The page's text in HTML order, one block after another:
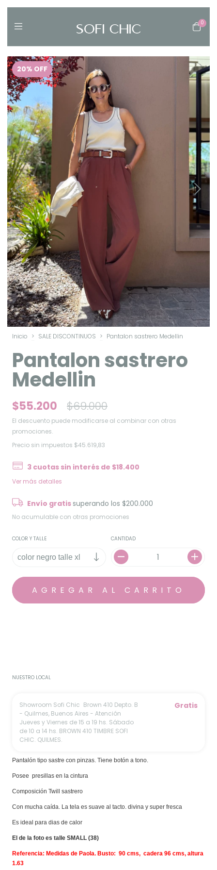
0
20% OFF
Inicio > SALE DISCONTINUOS > Pantalon sastrero Medellin
Pantalon sastrero
Medellin
$55.200 $69.000
El descuento puede modificarse al combinar con otras
promociones.
Precio sin impuestos $45.619,83
3 cuotas sin interés de $18.400
Ver más detalles
Envío gratis superando los$200.000
No acumulable con otras promociones
COLOR Y TALLE CANTIDAD
NUESTRO LOCAL
Showroom Sofi Chic Brown 410 Depto. B
- Quilmes, Buenos Aires - Atención
Jueves y Viernes de 15 a 19 hs. Sábado
de 10 a 14 hs. BROWN 410 TIMBRE SOFI
CHIC. QUILMES.
Gratis
Pantalón tipo sastre con pinzas. Tiene botón a tono.
Posee presillas en la cintura
Composición Twill sastrero
Con mucha caída. La tela es suave al tacto. divina y super fresca
Es ideal para dias de calor
El de la foto es talle SMALL (38)
Referencia: Medidas de Paola. Busto: 90 cms, cadera 96 cms, altura
1.63